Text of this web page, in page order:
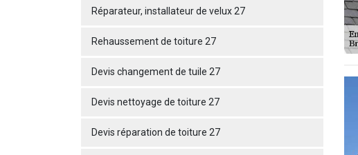
Réparateur, installateur de velux 27
Rehaussement de toiture 27
Devis changement de tuile 27
Devis nettoyage de toiture 27
Devis réparation de toiture 27